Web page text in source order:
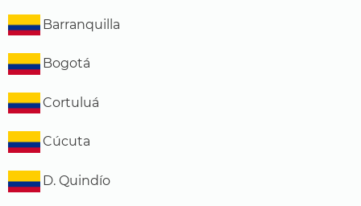
Barranquilla
Bogotá
Cortuluá
Cúcuta
D. Quindío